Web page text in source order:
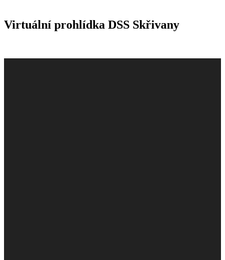
Virtuální prohlídka DSS Skřivany